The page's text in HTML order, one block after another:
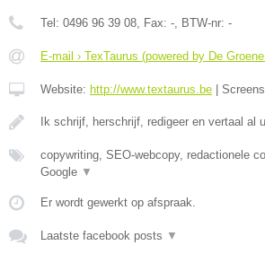
Tel: 0496 96 39 08 , Fax: - , BTW-nr: -
E-mail › TexTaurus (powered by De
Website: http://www.textaurus.be
Ik schrijf, herschrijf, redigeer en vertaal al
copywriting, SEO-webcopy, redactionele
Google ▼
Er wordt gewerkt op afspraak.
Laatste facebook posts ▼